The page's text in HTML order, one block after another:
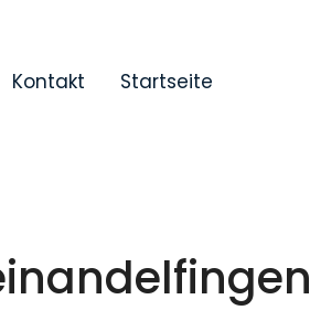
Kontakt Startseite